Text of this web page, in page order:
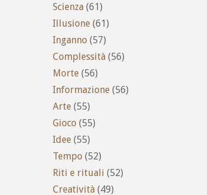
Scienza (61)
Illusione (61)
Inganno (57)
Complessità (56)
Morte (56)
Informazione (56)
Arte (55)
Gioco (55)
Idee (55)
Tempo (52)
Riti e rituali (52)
Creatività (49)